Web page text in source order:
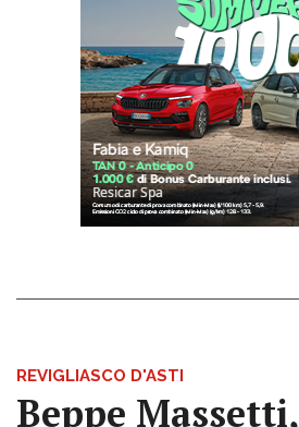
REVIGLIASCO D'ASTI
Beppe Massetti,